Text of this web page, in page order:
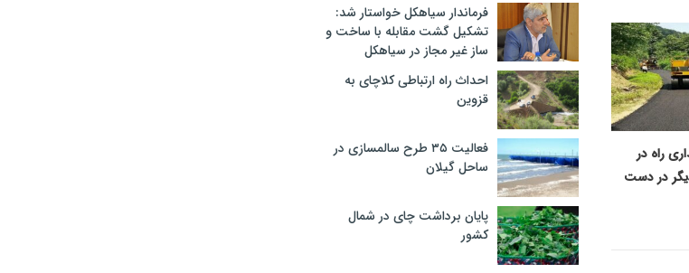
راه در
دیگر در دست
فرماندار سیاهکل خواستار شد:
تشکیل گشت مقابله با ساخت و
ساز غیر مجاز در سیاهکل
احداث راه ارتباطی کلاچای به
قزوین
فعالیت ۳۵ طرح سالمسازی در
ساحل گیلان
پایان برداشت چای در شمال
کشور